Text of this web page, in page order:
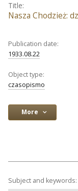
Title:
Nasza Chodzież:
Publication date:
1933.08.22
Object type:
czasopismo
More
Subject and keywords: